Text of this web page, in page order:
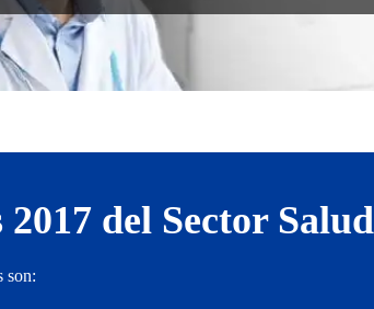
del Sector
son: